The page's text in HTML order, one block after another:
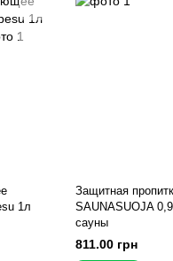
1л
Защитная
SAUNASUOJA
сауны
811.00 грн